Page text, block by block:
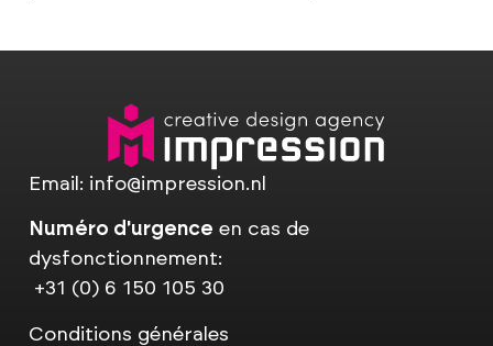
Email: info@impression.nl
Numéro d'urgence en cas de
dysfonctionnement:
+31 (0) 6 150 105 30
Conditions générales